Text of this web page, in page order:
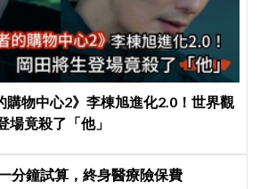
購物中心2》李棟旭進化2.0！世界觀
竟殺了「他」
分鐘試算，終身醫療險保費